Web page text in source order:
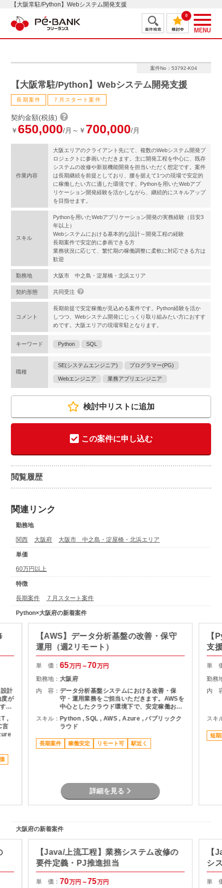
【大阪常駐/Python】Webシステム開発支援
0
案件No：53792-K04
【大阪常駐/Python】Webシステム開発支援
長期案件 ７月スタート案件
契約金額(税抜)
￥ 650,000/月～￥ 700,000/月
作業内容
大阪エリアのクライアント先にて、複数のWebシステム開発プ
ロジェクトに参画いただきます。主に開発工程を中心に、既存
システムの改修や新規機能開発を担当いただく想定です。案件
は長期継続を前提としており、腰を据えて1つの現場で安定的
に稼働したい方に適した環境です。Pythonを用いたWebアプ
リケーション開発経験を活かしながら、継続的にスキルアップ
を目指せます。
スキル
Pythonを用いたWebアプリケーション開発の実務経験（目安3
年以上）
Webシステムにおける基本的な設計～開発工程の経験
長期案件で安定的に参画できる方
業務状況に応じて、繁忙期の稼働調整に柔軟に対応できる方は
歓迎
勤務地 大阪市 中之島・淀屋橋・北浜エリア
契約形態 共同受注
コメント
長期前提で安定稼働が見込める案件です。Python経験を活か
しつつ、Webシステム開発にじっくり取り組みたい方におすす
めです。大阪エリアの現場常駐となります。
キーワード Python SQL
職種
SE(システムエンジニア) プログラマー(PG)
Webエンジニア 業務アプリエンジニア
検討中リストに追加
この案件に申し込む
閲覧履歴
関連リンク
勤務地
関西 大阪府 大阪市 中之島・淀屋橋・北浜エリア
単価
60万円以上
特徴
長期案件 ７月スタート案件
Python×大阪府の新着案件
計
度が
い
は
フ
士
,
言
【AWS】データ分析基盤の改善・保守
運用（週2リモート）
単 価：65万円～70万円
勤務地： 大阪府
内 容： データ分析基盤システムにおける改善・保
守・運用業務をご担当いただきます。AWSを
中心としたクラウド環境下で、安定稼働およ
び機能改善に携われる長期案件です。 主な作
業内容 ・AWS上のデータ分析基盤の改善・
保守・運用 ・クラウド基盤（VPC含む）お
よびDB環境の運用対応 ・ログ基盤の構築・
運用 ・SQLを用いたデータ処理・開発対応
スキル： Python , SQL , AWS , Azure , パブリックク
ラウド
長期案件 稼働安定 リモート可 駅近く
詳細を見る
【
支
単
勤務
内
スキ
短期
大阪府の新着案件
【Java/上流工程】業務システム改修の
要件定義・PJ推進担当
単 価： 70万円～75万円
【
シ
単